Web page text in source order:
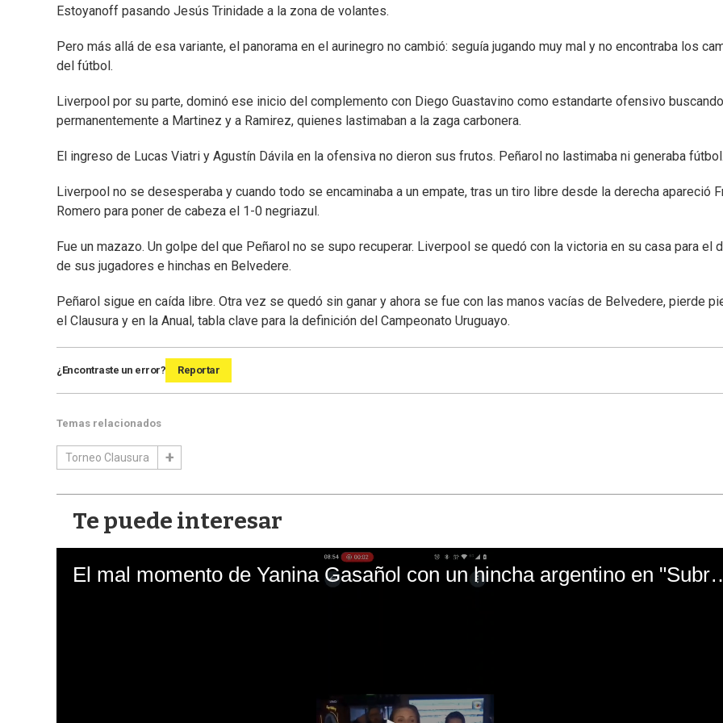
Estoyanoff pasando Jesús Trinidade a la zona de volantes.
Pero más allá de esa variante, el panorama en el aurinegro no cambió: seguía jugando muy mal y no encontraba los
del fútbol.
Liverpool por su parte, dominó ese inicio del complemento con Diego Guastavino como estandarte ofensivo buscando
permanentemente a Martinez y a Ramirez, quienes lastimaban a la zaga carbonera.
El ingreso de Lucas Viatri y Agustín Dávila en la ofensiva no dieron sus frutos. Peñarol no lastimaba ni generaba fútbol.
Liverpool no se desesperaba y cuando todo se encaminaba a un empate, tras un tiro libre desde la derecha apareció
Romero para poner de cabeza el 1-0 negriazul.
Fue un mazazo. Un golpe del que Peñarol no se supo recuperar. Liverpool se quedó con la victoria en su casa para el
de sus jugadores e hinchas en Belvedere.
Peñarol sigue en caída libre. Otra vez se quedó sin ganar y ahora se fue con las manos vacías de Belvedere, pierde
el Clausura y en la Anual, tabla clave para la definición del Campeonato Uruguayo.
¿Encontraste un error? Reportar
Temas relacionados
Torneo Clausura
Te puede interesar
El mal momento de Yanina